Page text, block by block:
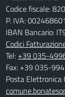
Codice fiscale:
P. IVA:
IBAN Bancario:
Codici
Tel: +39 035-
Fax: +39 035-
Posta Elettronica